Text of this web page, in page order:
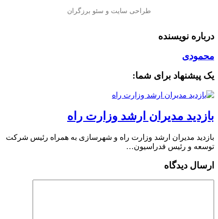
درباره نویسنده
محمودی
یک پیشنهاد برای شما:
بازدید مدیران ارشد وزارت راه
بازدید مدیران ارشد وزارت راه و شهرسازی به همراه رئیس شرکت
توسعه و رئیس فدراسیون…
ارسال دیدگاه